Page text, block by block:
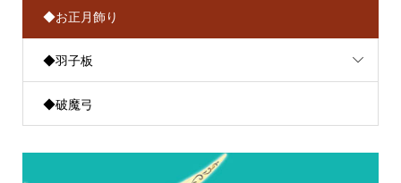
◆お正月飾り
◆羽子板
◆破魔弓